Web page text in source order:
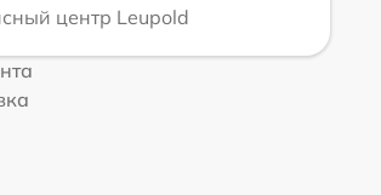
центр Leupold